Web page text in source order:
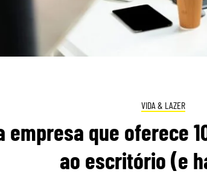
VIDA & LAZER
empresa que oferece
ao escritório (e